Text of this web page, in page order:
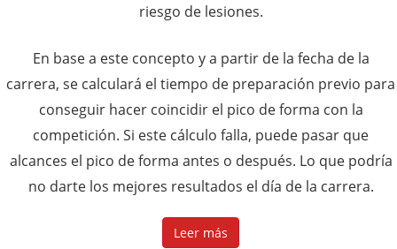
riesgo de lesiones.
En base a este concepto y a partir de la fecha de la
carrera, se calculará el tiempo de preparación previo para
conseguir hacer coincidir el pico de forma con la
competición. Si este cálculo falla, puede pasar que
alcances el pico de forma antes o después. Lo que podría
no darte los mejores resultados el día de la carrera.
Leer más